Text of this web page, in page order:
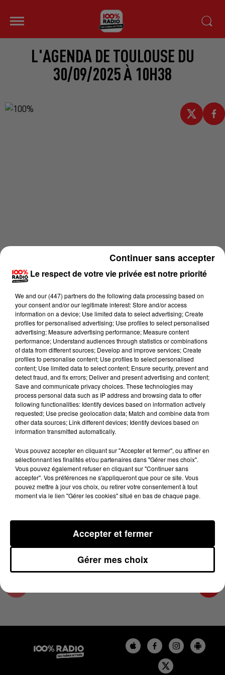
L'AGENDA DE TOULOUSE DU
30/09/2025 À 10H38
Lecture (1 min 14 sec)
100%
100% Radio l'agenda de Toulouse
30 septembre 2025 - 1 min 14 sec
L'AGENDA DE TOULOUSE DU 30/09/2025 À
10H38
L'agenda de Toulouse
Le respect de votre vie privée est notre priorité
We and our (447) partnersdo the following data processing based on
your consent and/or our legitimate interest: Store and/or access
information on a device; Use limited data to select advertising; Create
profiles for personalised advertising; Use profiles to select personalised
advertising; Measure advertising performance; Measure content
performance; Understand audiences through statistics or combinations
of data from different sources; Develop and improve services; Create
profiles to personalise content; Use profiles to select personalised
content; Use limited data to select content; Ensure security, prevent and
detect fraud, and fix errors; Deliver and present advertising and content;
Save and communicate privacy choices. These technologies may
process personal data such as IP address and browsing data to offer
following functionalities: Identify devices based on information actively
requested; Use precise geolocation data; Match and combine data from
other data sources; Link different devices; Identify devices based on
information transmitted automatically.
Vous pouvez accepter en cliquant sur "Accepter et fermer", ou affiner en
sélectionnant les finalités et/ou partenaires dans "Gérer mes choix".
Vous pouvez également refuser en cliquant sur "Continuer sans
accepter". Vos préférences ne s'appliqueront que pour ce site. Vous
pouvez mettre à jour vos choix, ou retirer votre consentement à tout
moment via le lien "Gérer les cookies" situé en bas de chaque page.
Gérer mes choix
Accepter et fermer
Continuer sans accepter